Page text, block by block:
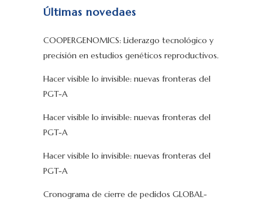
Últimas novedaes
COOPERGENOMICS: Liderazgo tecnológico y
precisión en estudios genéticos reproductivos.
Hacer visible lo invisible: nuevas fronteras del
PGT-A
Hacer visible lo invisible: nuevas fronteras del
PGT-A
Hacer visible lo invisible: nuevas fronteras del
PGT-A
Cronograma de cierre de pedidos GLOBAL-